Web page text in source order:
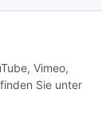
Vimeo,
Sie unter